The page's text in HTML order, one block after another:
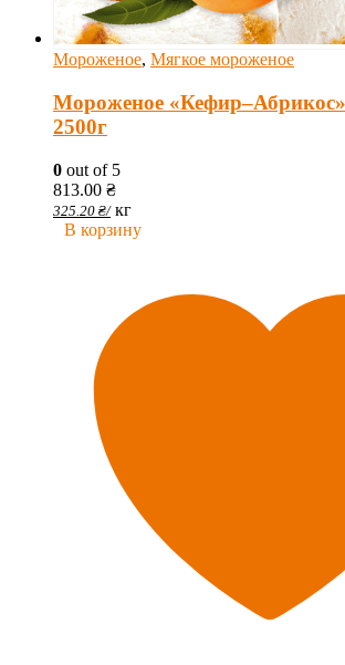
Мороженое, Мягкое мороженое
Мороженое
2500г
0 out of 5
813.00 ₴
325.20 ₴/ кг
В корзину